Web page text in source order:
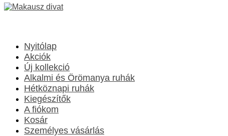
Nyitólap
Akciók
Új kollekció
Alkalmi és Örömanya ruhák
Hétköznapi ruhák
Kiegészítők
A fiókom
Kosár
Személyes vásárlás